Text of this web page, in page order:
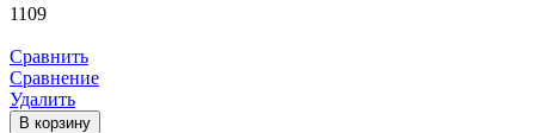
1109
Сравнить
Сравнение
Удалить
В корзину